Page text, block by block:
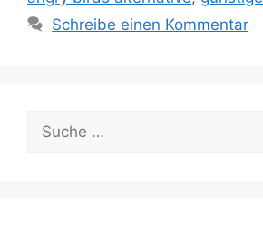
Schreibe einen Kommentar
Suche
nach: